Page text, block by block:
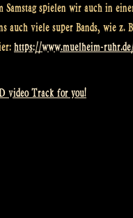
Samstag spielen wir auch in
auch viele super Bands, wie
https://www.muelheim-
video Track for you!